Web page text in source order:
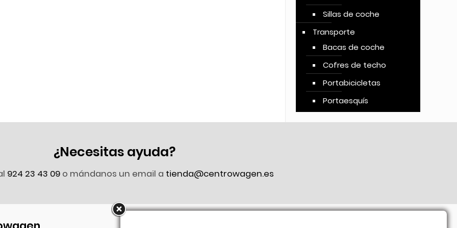
Sillas de coche
Transporte
Bacas de coche
Cofres de techo
Portabicicletas
Portaesquís
¿Necesitas ayuda?
924 23 43 09 o mándanos un email a tienda@centrowagen.es